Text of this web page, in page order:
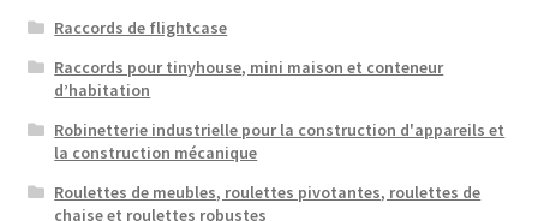
Raccords de flightcase
Raccords pour tinyhouse, mini maison et conteneur
d’habitation
Robinetterie industrielle pour la construction d'appareils et
la construction mécanique
Roulettes de meubles, roulettes pivotantes, roulettes de
chaise et roulettes robustes